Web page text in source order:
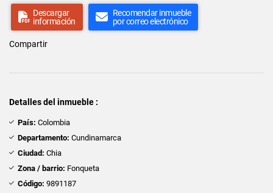
Descargar
información
Recomendar inmueble
por correo electrónico
Compartir
Detalles del inmueble :
País: Colombia
Departamento: Cundinamarca
Ciudad: Chia
Zona / barrio: Fonqueta
Código: 9891187